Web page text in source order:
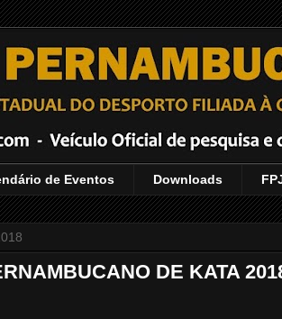
de Eventos Downloads
DE KATA